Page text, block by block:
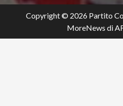
Copyright © 2026 Partito
MoreNews di